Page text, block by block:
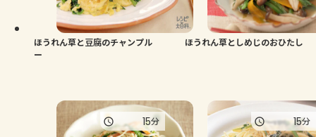
ほうれん草と豆腐のチャンプル
ー
ほうれん草としめじのおひたし
15分 15分